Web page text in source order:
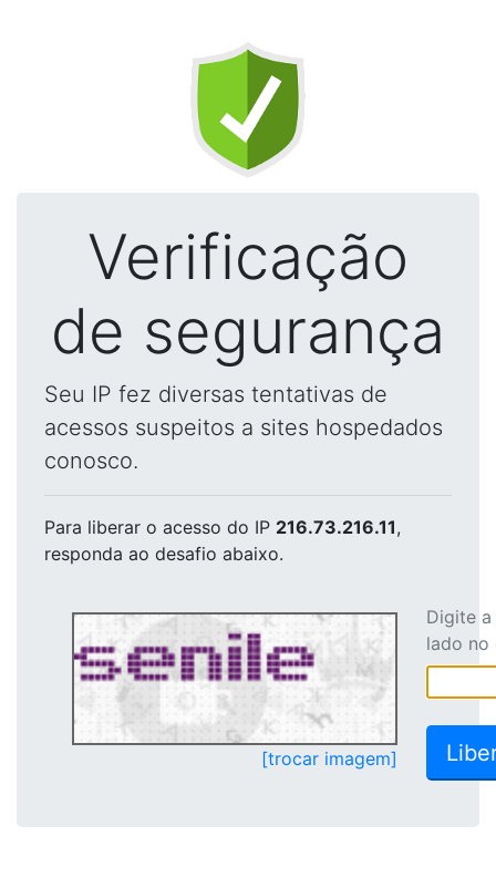
Verificação
de segurança
Seu IP fez diversas tentativas de
acessos suspeitos a sites hospedados
conosco.
Para liberar o acesso do IP 216.73.216.11,
responda ao desafio abaixo.
[trocar imagem]
Digite
lado no